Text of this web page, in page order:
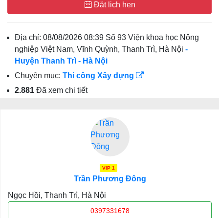
Đặt lịch hẹn
Địa chỉ: 08/08/2026 08:39 Số 93 Viện khoa học Nông
nghiệp Việt Nam, Vĩnh Quỳnh, Thanh Trì, Hà Nội -
Huyện Thanh Trì - Hà Nội
Chuyên mục: Thi công Xây dựng
2.881 Đã xem chi tiết
VIP 1
Trần Phương Đông
Ngọc Hồi, Thanh Trì, Hà Nội
0397331678